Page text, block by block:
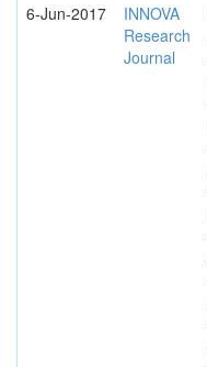
6-Jun-2017
INNOVA
Research
Journal